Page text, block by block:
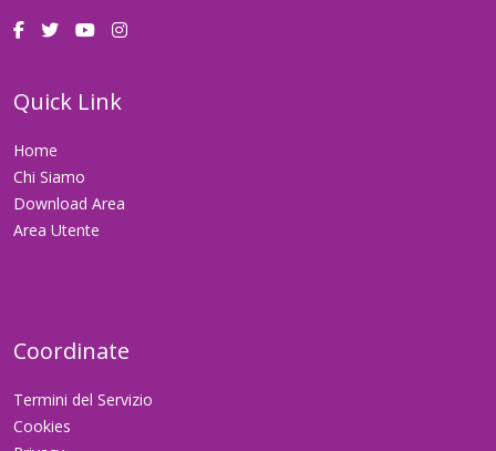
Quick Link
Home
Chi Siamo
Download Area
Area Utente
Coordinate
Termini del Servizio
Cookies